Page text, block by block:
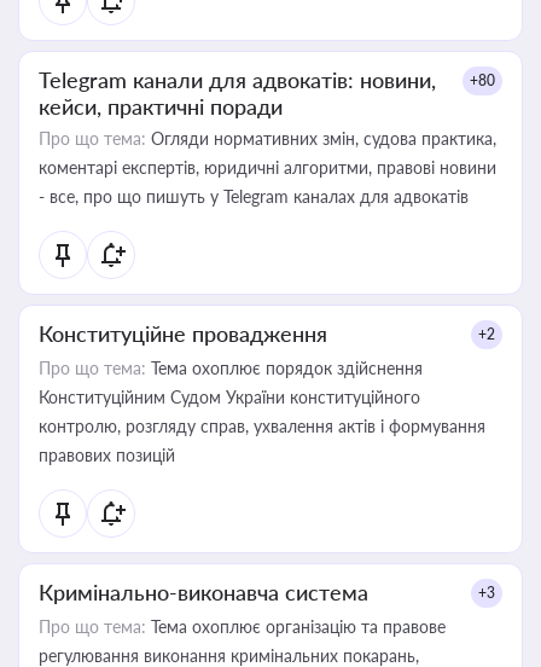
Telegram канали для адвокатів: новини,
кейси, практичні поради
+80
Про що тема: Огляди нормативних змін, судова практика,
коментарі експертів, юридичні алгоритми, правові новини
- все, про що пишуть у Telegram каналах для адвокатів
Конституційне провадження +2
Про що тема: Тема охоплює порядок здійснення
Конституційним Судом України конституційного
контролю, розгляду справ, ухвалення актів і формування
правових позицій
Кримінально-виконавча система +3
Про що тема: Тема охоплює організацію та правове
регулювання виконання кримінальних покарань,